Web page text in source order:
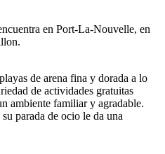
en Port-La-Nouvelle, en
de arena fina y dorada a lo
de actividades gratuitas
ambiente familiar y agradable.
parada de ocio le da una